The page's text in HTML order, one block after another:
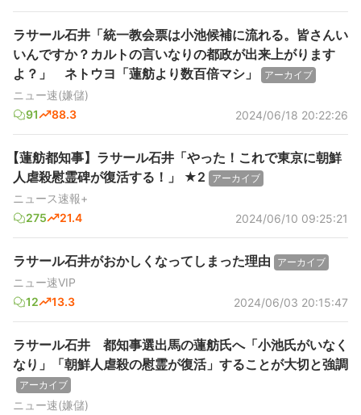
ラサール石井「統一教会票は小池候補に流れる。皆さんい
いんですか？カルトの言いなりの都政が出来上がります
よ？」 ネトウヨ「蓮舫より数百倍マシ」
アーカイブ
ニュー速(嫌儲)
91
88.3 2024/06/18 20:22:26
【蓮舫都知事】ラサール石井「やった！これで東京に朝鮮
人虐殺慰霊碑が復活する！」 ★2
アーカイブ
ニュース速報+
275
21.4 2024/06/10 09:25:21
ラサール石井がおかしくなってしまった理由 アーカイブ
ニュー速VIP
12
13.3 2024/06/03 20:15:47
ラサール石井 都知事選出馬の蓮舫氏へ「小池氏がいなく
なり」「朝鮮人虐殺の慰霊が復活」することが大切と強調
アーカイブ
ニュー速(嫌儲)